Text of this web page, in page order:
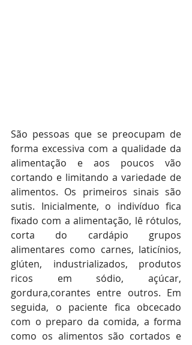
São pessoas que se preocupam de
forma excessiva com a qualidade da
alimentação e aos poucos vão
cortando e limitando a variedade de
alimentos. Os primeiros sinais são
sutis. Inicialmente, o indivíduo fica
fixado com a alimentação, lê rótulos,
corta do cardápio grupos
alimentares como carnes, laticínios,
glúten, industrializados, produtos
ricos em sódio, açúcar,
gordura,corantes entre outros. Em
seguida, o paciente fica obcecado
com o preparo da comida, a forma
como os alimentos são cortados e